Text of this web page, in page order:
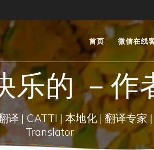
首页 微信在线
乐的 －作
译 | CATTI | 本地化 | 翻译专家
Translator